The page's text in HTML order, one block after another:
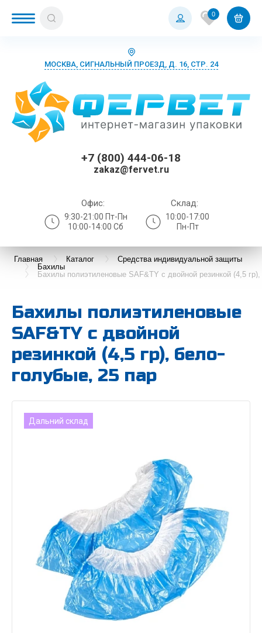
0
МОСКВА, СИГНАЛЬНЫЙ ПРОЕЗД, Д. 16, СТР. 24
+7 (800) 444-06-18
zakaz@fervet.ru
Офис:
9:30-21:00 Пт-Пн
10:00-14:00 Сб
Склад:
10:00-17:00
Пн-Пт
Главная Каталог
Средства индивидуальной защиты
Бахилы
Бахилы полиэтиленовые SAF&TY с двойной резинкой (4,5
Бахилы полиэтиленовые
SAF&TY с двойной
резинкой (4,5 гр), бело-
голубые, 25 пар
Дальний склад